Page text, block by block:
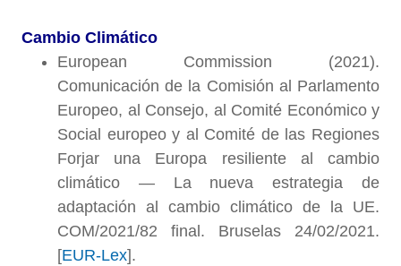
Cambio Climático
European Commission (2021).
Comunicación de la Comisión al Parlamento
Europeo, al Consejo, al Comité Económico y
Social europeo y al Comité de las Regiones
Forjar una Europa resiliente al cambio
climático — La nueva estrategia de
adaptación al cambio climático de la UE.
COM/2021/82 final. Bruselas 24/02/2021.
[EUR-Lex].